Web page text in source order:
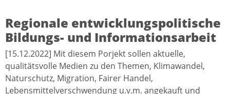
Regionale entwicklungspolitische
Bildungs- und Informationsarbeit
[15.12.2022] Mit diesem Porjekt sollen aktuelle,
qualitätsvolle Medien zu den Themen, Klimawandel,
Naturschutz, Migration, Fairer Handel,
Lebensmittelverschwendung u.v.m. angekauft und